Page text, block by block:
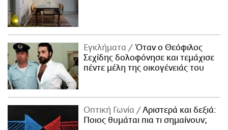
Εγκλήματα
Όταν ο Θεόφιλος
Σεχίδης δολοφόνησε και τεμάχισε
πέντε μέλη της οικογένειάς του
Οπτική Γωνία
Αριστερά και δεξιά:
Ποιος θυμάται πια τι σημαίνουν;